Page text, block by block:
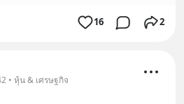
16 2
• หุ้น & เศรษฐกิจ